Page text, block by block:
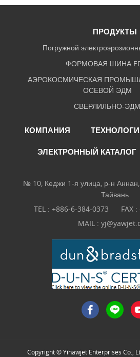
ПРОДУКТЫ
Погружной
ФОРМОВАЯ ШИНА
АЭРОКОСМИЧЕСКАЯ
ОСЕВОЙ ЭДМ
СВЕРЛИЛЬНО-ЭДМ
КОМПАНИЯ
ЭЛЕКТРОННЫЙ КАТАЛОГ
№ 10, Кеджи 1-я улица, р-н Аннан,
Тайвань
TEL : +886-6-384-0373
FAX
MAIL :
Copyright © Yihawjet Enterprises Co.,